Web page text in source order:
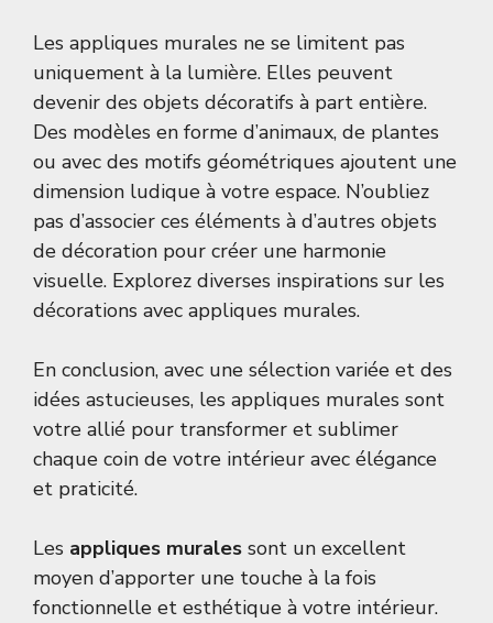
Les appliques murales ne se limitent pas
uniquement à la lumière. Elles peuvent
devenir des objets décoratifs à part entière.
Des modèles en forme d’animaux, de plantes
ou avec des motifs géométriques ajoutent une
dimension ludique à votre espace. N’oubliez
pas d’associer ces éléments à d’autres objets
de décoration pour créer une harmonie
visuelle. Explorez diverses inspirations sur les
décorations avec appliques murales.
En conclusion, avec une sélection variée et des
idées astucieuses, les appliques murales sont
votre allié pour transformer et sublimer
chaque coin de votre intérieur avec élégance
et praticité.
Les appliques murales sont un excellent
moyen d’apporter une touche à la fois
fonctionnelle et esthétique à votre intérieur.